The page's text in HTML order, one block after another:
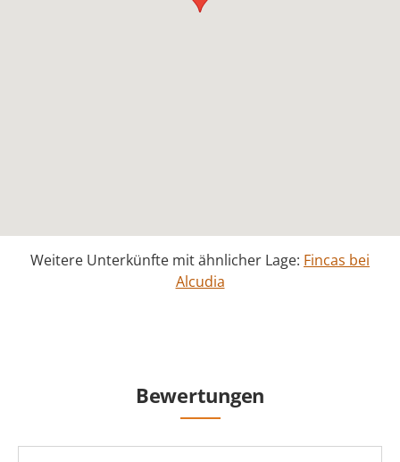
Weitere Unterkünfte mit ähnlicher Lage: Fincas bei
Alcudia
Bewertungen